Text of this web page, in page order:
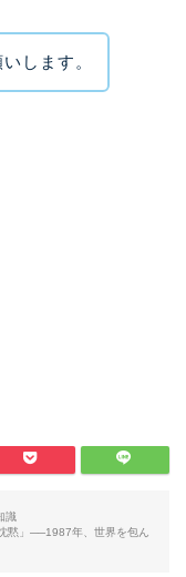
します。
識
黙」──1987年、世界を包ん